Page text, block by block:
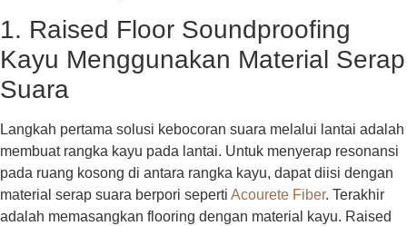
1. Raised Floor Soundproofing
Kayu Menggunakan Material Serap
Suara
Langkah pertama solusi kebocoran suara melalui lantai adalah
membuat rangka kayu pada lantai. Untuk menyerap resonansi
pada ruang kosong di antara rangka kayu, dapat diisi dengan
material serap suara berpori seperti Acourete Fiber. Terakhir
adalah memasangkan flooring dengan material kayu. Raised